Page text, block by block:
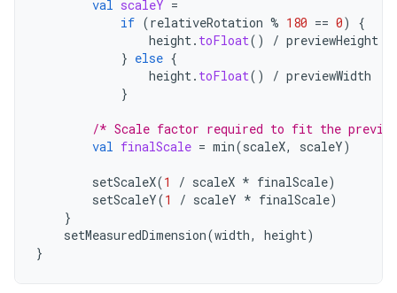
val scaleY =
if (relativeRotation % 180 == 0)
{
height. toFloat() / previewHeight
} else {
height. toFloat() / previewWidth
}
/* Scale factor required to fit the
val finalScale = min(scaleX, scaleY)
setScaleX(1 / scaleX * finalScale)
setScaleY(1 / scaleY * finalScale)
}
setMeasuredDimension(width, height)
}